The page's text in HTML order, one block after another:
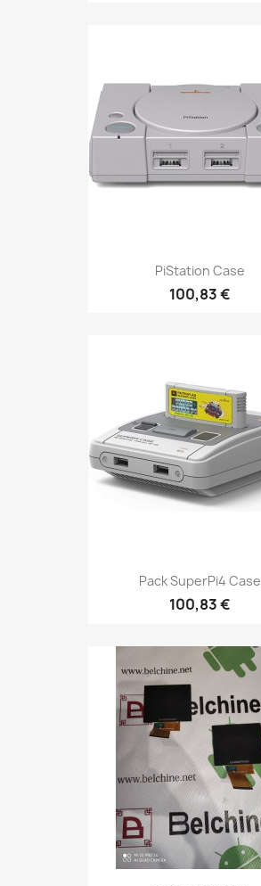
PiStation Case
100,83 €
Pack SuperPi4 Case
100,83 €